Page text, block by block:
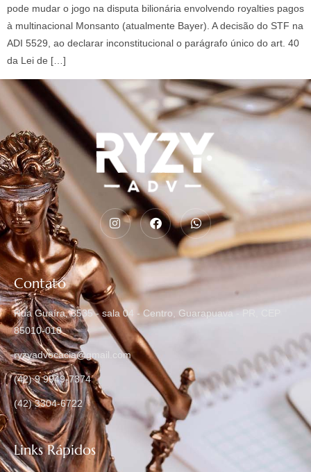
pode mudar o jogo na disputa bilionária envolvendo royalties pagos
à multinacional Monsanto (atualmente Bayer). A decisão do STF na
ADI 5529, ao declarar inconstitucional o parágrafo único do art. 40
da Lei de […]
Contato
Rua Guaíra, 3535 - sala 04 - Centro, Guarapuava - PR, CEP
85010-010
ryzyadvocacia@gmail.com
(42) 9 9949-7374
(42) 3304-6722
Links Rápidos